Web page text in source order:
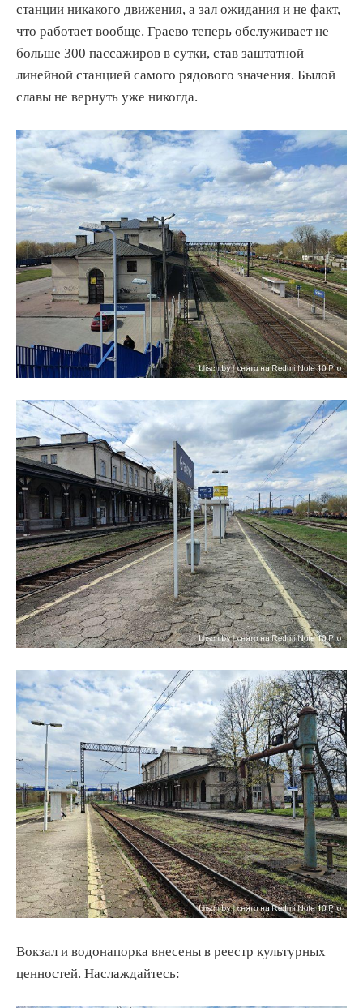
станции никакого движения, а зал ожидания и не факт,
что работает вообще. Граево теперь обслуживает не
больше 300 пассажиров в сутки, став заштатной
линейной станцией самого рядового значения. Былой
славы не вернуть уже никогда.
Вокзал и водонапорка внесены в реестр культурных
ценностей. Наслаждайтесь: